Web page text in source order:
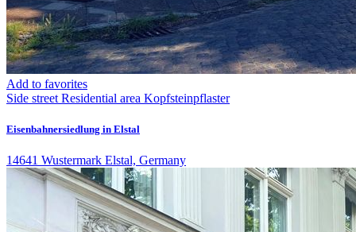
Add to favorites
Side street Residential area Kopfsteinpflaster
Eisenbahnersiedlung in Elstal
14641 Wustermark Elstal, Germany